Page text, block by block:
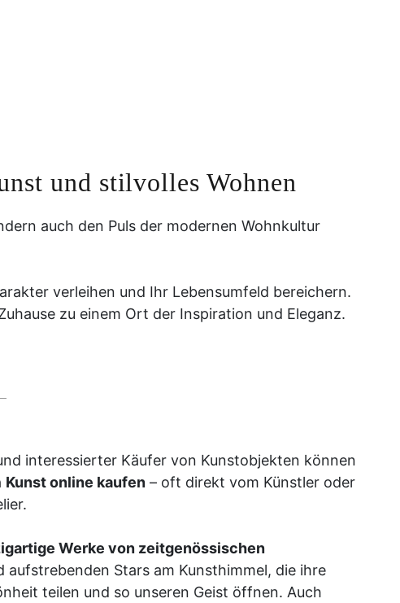
und stilvolles Wohnen
auch den Puls der modernen Wohnkultur
verleihen und Ihr Lebensumfeld bereichern.
zu einem Ort der Inspiration und Eleganz.
interessierter Käufer von Kunstobjekten können
Kunst online kaufen – oft direkt vom Künstler oder
Werke von zeitgenössischen
aufstrebenden Stars am Kunsthimmel, die ihre
teilen und so unseren Geist öffnen. Auch